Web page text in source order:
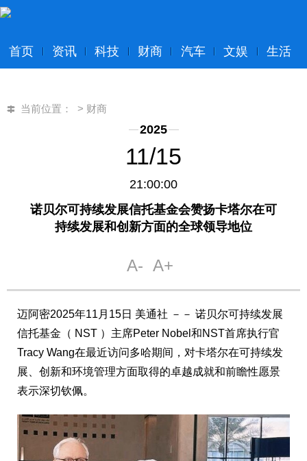
首页 资讯 科技 财商 汽车 文娱 生活
当前位置： > 财商
2025
11/15
21:00:00
诺贝尔可持续发展信托基金会赞扬卡塔尔在可
持续发展和创新方面的全球领导地位
迈阿密2025年11月15日 美通社 －－ 诺贝尔可持续发展
信托基金（ NST ）主席Peter Nobel和NST首席执行官
Tracy Wang在最近访问多哈期间，对卡塔尔在可持续发
展、创新和环境管理方面取得的卓越成就和前瞻性愿景
表示深切钦佩。